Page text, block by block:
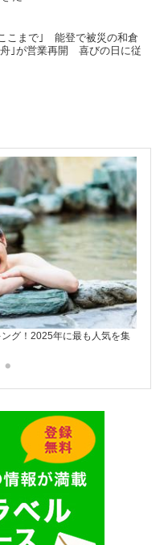
こまで｣ 能登で被災の和倉
｣が営業再開 喜びの日に従
グ！2025年に最も人気を集